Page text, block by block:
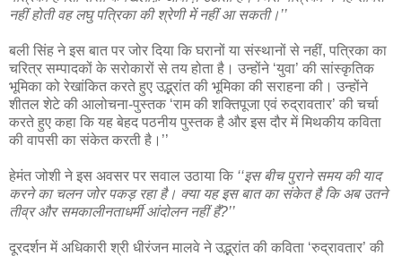
नहीं होती वह लघु पत्रिका की श्रेणी में नहीं आ सकती।’’
बली सिंह ने इस बात पर जोर दिया कि घरानों या संस्थानों से नहीं, पत्रिका का
चरित्र सम्पादकों के सरोकारों से तय होता है। उन्होंने ‘युवा’ की सांस्कृतिक
भूमिका को रेखांकित करते हुए उद्भ्रांत की भूमिका की सराहना की। उन्होंने
शीतल शेटे की आलोचना-पुस्तक ‘राम की शक्तिपूजा एवं रुद्रावतार’ की चर्चा
करते हुए कहा कि यह बेहद पठनीय पुस्तक है और इस दौर में मिथकीय कविता
की वापसी का संकेत करती है।’’
हेमंत जोशी ने इस अवसर पर सवाल उठाया कि ‘‘इस बीच पुराने समय की याद
करने का चलन जोर पकड़ रहा है। क्या यह इस बात का संकेत है कि अब उतने
तीव्र और समकालीनताधर्मी आंदोलन नहीं हैं?’’
दूरदर्शन में अधिकारी श्री धीरंजन मालवे ने उद्भ्रांत की कविता ‘रुद्रावतार’ की